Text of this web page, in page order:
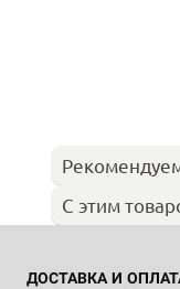
С этим
ДОСТАВКА И